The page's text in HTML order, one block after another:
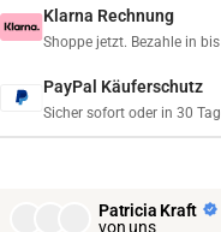
Klarna Rechnung
Shoppe jetzt. Bezahle in
PayPal Käuferschutz
Sicher sofort oder in 30
Patricia Kraft
von uns